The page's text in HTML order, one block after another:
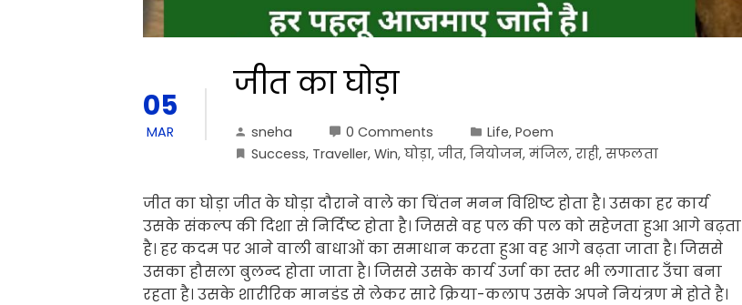
05
MAR
जीत का घोड़ा
sneha 0 Comments Life, Poem
Success, Traveller, Win, घोड़ा, जीत, नियोजन, मंजिल, राही, सफलता
जीत का घोड़ा जीत के घोड़ा दौराने वाले का चिंतन मनन विशिष्ट होता है। उसका हर कार्य
उसके संकल्प की दिशा से निर्दिष्ट होता है। जिससे वह पल की पल को सहेजता हुआ आगे बढ़ता
है। हर कदम पर आने वाली बाधाओं का समाधान करता हुआ वह आगे बढ़ता जाता है। जिससे
उसका हौसला बुलन्द होता जाता है। जिससे उसके कार्य उर्जा का स्तर भी लगातार उँचा बना
रहता है। उसके शारीरिक मानडंड से लेकर सारे क्रिया-कलाप उसके अपने नियंत्रण मे होते है।